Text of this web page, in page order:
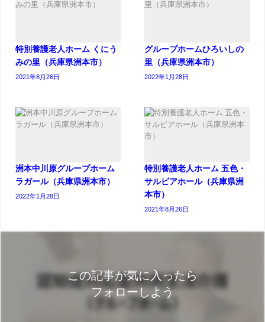
特別養護老人ホーム くにう
みの里（兵庫県洲本市）
2021年8月26日
グループホームひろいしの
里（兵庫県洲本市）
2022年1月28日
洲本中川原グループホーム
ラガール（兵庫県洲本市）
2022年1月28日
特別養護老人ホーム 五色・
サルビアホール（兵庫県洲
本市）
2021年8月26日
この記事が気に入ったら
フォローしよう